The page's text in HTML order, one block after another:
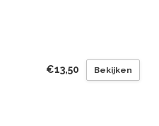
€13,50 Bekijken